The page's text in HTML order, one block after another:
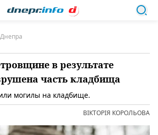
в результате
часть кладбища
могилы на кладбище.
ВІКТОРІЯ КОРОЛЬОВА